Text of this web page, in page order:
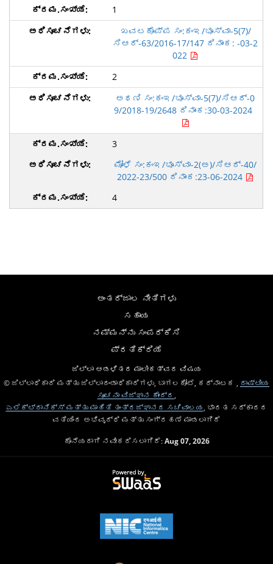
1
ಖವಟಕೊಪ್ಪ ಸಂ:ಕಂಇ/ಭೂಸ್ವಾ-5(7)/
ಸಿಆರ್-63/2016-17/147 ದಿನಾಂಕ: -03-2
022
2
ಅಥಣಿ ಸಂ:ಕಂಇ/ಭೂಸ್ವಾ-5(7)/ಸಿಆರ್-0
9/2018-19/2648 ದಿನಾಂಕ:30-03-2024
3
ಮೋಳೆ ಸಂ:ಕಂಇ/ಭೂಸ್ವಾ-2(ಅ)/ಸಿಆರ್-40/
2022-23/500 ದಿನಾಂಕ:23-06-2024
4
ಅಂತರ್ಜಾಲ ನೀತಿಗಳು
ಸಹಾಯ
ನಮ್ಮನ್ನು ಸಂಪರ್ಕಿಸಿ
ಪ್ರತಿಕ್ರಿಯೆ
ಜಿಲ್ಲಾ ಆಡಳಿತದ ಮಾಲೀಕತ್ವದ ವಿಷಯ
© ಜಿಲ್ಲಾಧಿಕಾರಿ ಮತ್ತು ಜಿಲ್ಲಾದಂಡಾಧಿಕಾರಿಗಳು, ಬಾಗಲಕೋಟೆ, ಕರ್ನಾಟಕ ,
ರಾಷ್ಟೀಯ
ಸೂಚನಾ ವಿಜ್ಞಾನ ಕೇಂದ್ರ
ಎಲೆಕ್ಟ್ರಾನಿಕ್ಸ್ ಮತ್ತು ಮಾಹಿತಿ ತಂತ್ರಜ್ಞಾನದ ಸಚಿವಾಲಯ , ಭಾರತ ಸರ್ಕಾರದ
ವತಿಯಿಂದ ಅಭಿವೃದ್ಧಿ ಮತ್ತು ಸಂಗ್ರಹಣೆ ಮಾಡಲಾಗಿದೆ
ಕೊನೆಯದಾಗಿ ನವೀಕರಿಸಲಾಗಿದೆ:Aug 07, 2026